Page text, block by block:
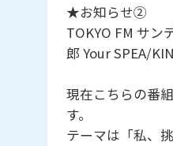
★お知らせ②
TOKYO FM サン
郎 Your SPEA/
現在こちらの番
す。
テーマは「私、